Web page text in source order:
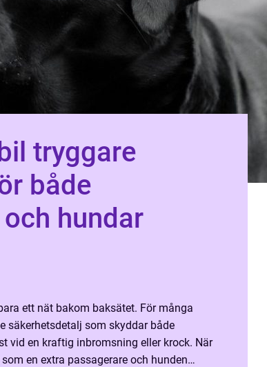
både
hundar
ett nät bakom baksätet. För många
säkerhetsdetalj som skyddar både
vid en kraftig inbromsning eller krock. När
en extra passagerare och hunden